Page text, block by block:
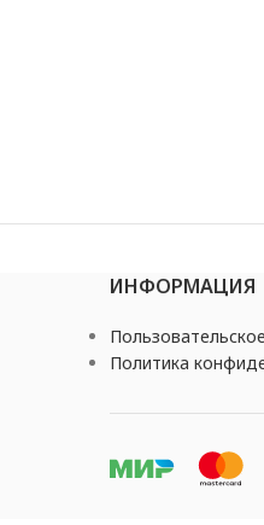
ИНФОРМАЦИЯ
Политика